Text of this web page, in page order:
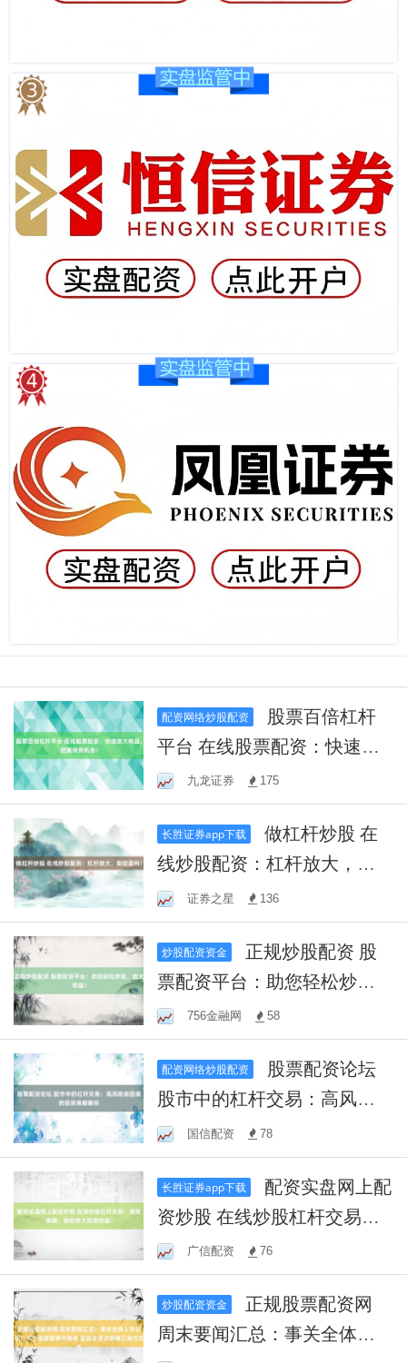
配资网络炒股配资
平台 在线股票配资：快速放
大收益，把握投资机会！
九龙证券 175
长胜证券app下载
做杠杆炒股 在
线炒股配资：杠杆放大，助
您盈利！
证券之星 136
炒股配资资金
票配资平台：助您轻松炒
股，放大收益！
756金融网 58
配资网络炒股配资
股市中的杠杆交易：高风险
高回报的投资策略解析
国信配资 78
长胜证券app下载
资炒股 在线炒股杠杆交易：
高效策略，助你放大投资收
益！
广信配资 76
炒股配资资金
周末要闻汇总：事关全体上